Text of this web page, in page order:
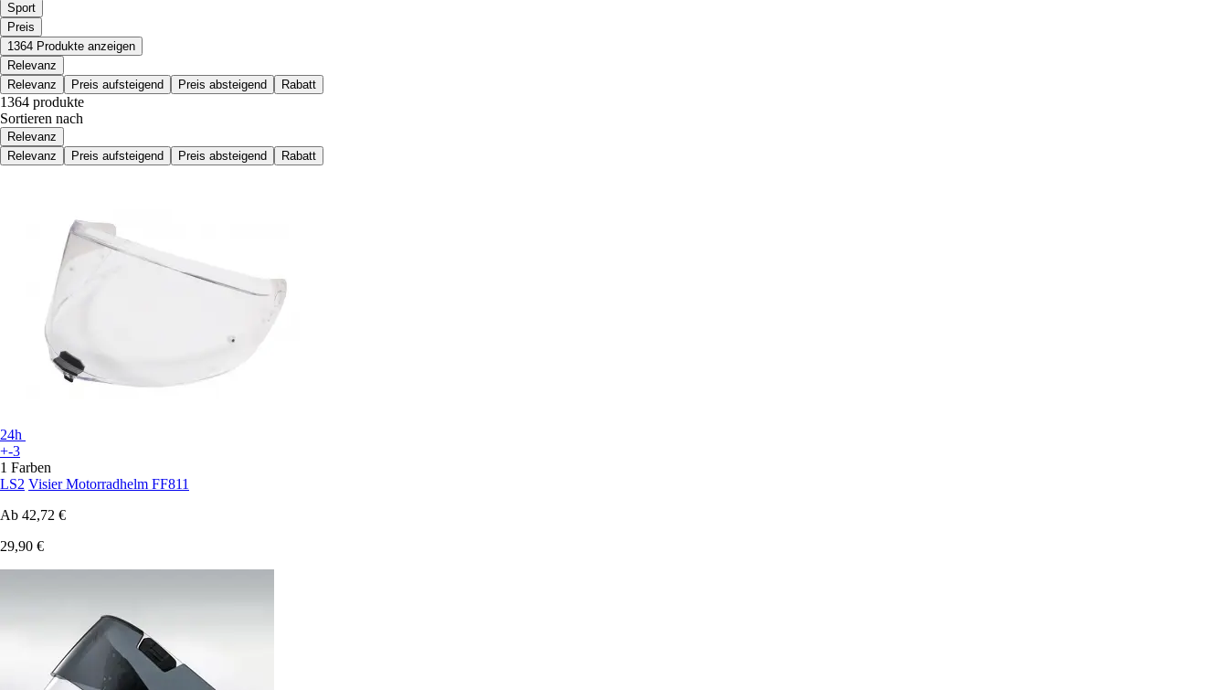
Sport
Preis
1364 Produkte anzeigen
Relevanz
Relevanz
Preis aufsteigend Preis absteigend Rabatt
1364 produkte
Sortieren nach
Relevanz
Relevanz
Preis aufsteigend Preis absteigend Rabatt
24h
+-3
1 Farben
LS2 Visier Motorradhelm FF811
Ab 42,72 €
29,90 €